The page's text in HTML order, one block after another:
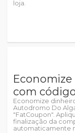
loja.
com
Economize
Autodromo Do
"FatCoupon".
finalização da
automaticamente